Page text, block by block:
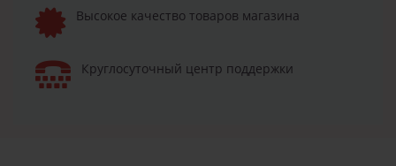
Высокое качество товаров магазина
Круглосуточный центр поддержки